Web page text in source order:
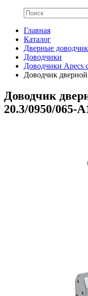
Главная
Каталог
Дверные
Доводчики
Доводчики Apecs
Доводчик
Доводчик
20.3/0950/065-